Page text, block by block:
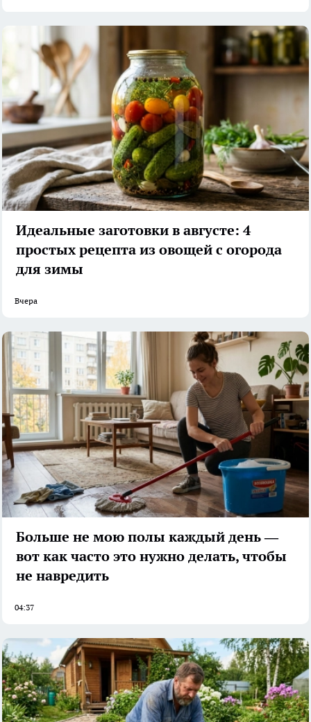
Идеальные заготовки в августе: 4
простых рецепта из овощей с огорода
для зимы
Вчера
Больше не мою полы каждый день —
вот как часто это нужно делать, чтобы
не навредить
04:37